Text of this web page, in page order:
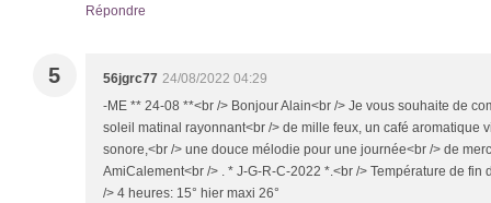
Répondre
5 56jgrc77 24/08/2022 04:29
-ME ** 24-08 **<br /> Bonjour Alain<br /> Je vous souhaite de
soleil matinal rayonnant<br /> de mille feux, un café aromatique
sonore,<br /> une douce mélodie pour une journée<br /> de
AmiCalement<br /> . * J-G-R-C-2022 *.<br /> Température de
/> 4 heures: 15° hier maxi 26°